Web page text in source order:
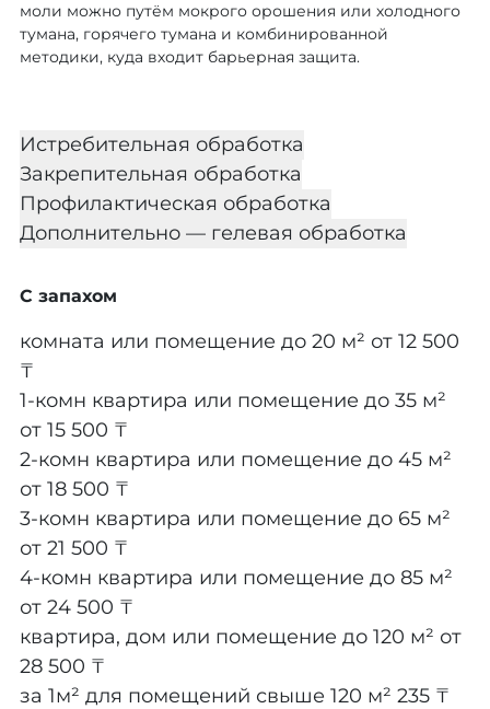
моли можно путём мокрого орошения или холодного
тумана, горячего тумана и комбинированной
методики, куда входит барьерная защита.
Истребительная обработка
Закрепительная обработка
Профилактическая обработка
Дополнительно — гелевая обработка
С запахом
комната или помещение до 20 м² от 12 500
₸
1-комн квартира или помещение до 35 м²
от 15 500 ₸
2-комн квартира или помещение до 45 м²
от 18 500 ₸
3-комн квартира или помещение до 65 м²
от 21 500 ₸
4-комн квартира или помещение до 85 м²
от 24 500 ₸
квартира, дом или помещение до 120 м² от
28 500 ₸
за 1м² для помещений свыше 120 м² 235 ₸